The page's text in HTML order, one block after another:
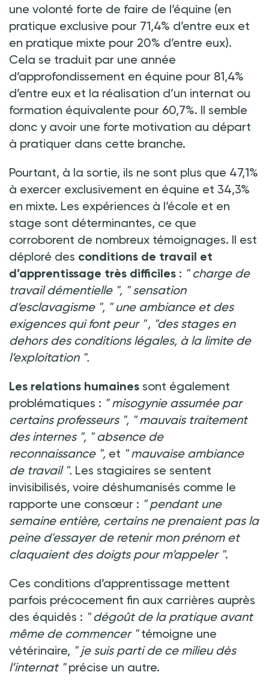
une volonté forte de faire de l’équine (en
pratique exclusive pour 71,4% d’entre eux et
en pratique mixte pour 20% d’entre eux).
Cela se traduit par une année
d’approfondissement en équine pour 81,4%
d’entre eux et la réalisation d’un internat ou
formation équivalente pour 60,7%. Il semble
donc y avoir une forte motivation au départ
à pratiquer dans cette branche.
Pourtant, à la sortie, ils ne sont plus que 47,1%
à exercer exclusivement en équine et 34,3%
en mixte. Les expériences à l’école et en
stage sont déterminantes, ce que
corroborent de nombreux témoignages. Il est
déploré des conditions de travail et
d’apprentissage très difficiles : " charge de
travail démentielle ", " sensation
d’esclavagisme ", " une ambiance et des
exigences qui font peur " , "des stages en
dehors des conditions légales, à la limite de
l’exploitation ".
Les relations humaines sont également
problématiques : " misogynie assumée par
certains professeurs ", " mauvais traitement
des internes ", " absence de
reconnaissance ", et " mauvaise ambiance
de travail ". Les stagiaires se sentent
invisibilisés, voire déshumanisés comme le
rapporte une consœur : " pendant une
semaine entière, certains ne prenaient pas la
peine d'essayer de retenir mon prénom et
claquaient des doigts pour m’appeler ".
Ces conditions d’apprentissage mettent
parfois précocement fin aux carrières auprès
des équidés : " dégoût de la pratique avant
même de commencer "témoigne une
vétérinaire, " je suis parti de ce milieu dès
l’internat "précise un autre.